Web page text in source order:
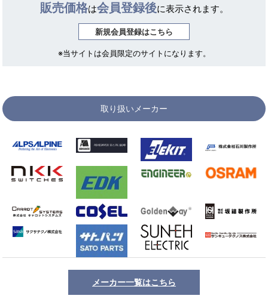
販売価格は会員登録後に表示されます。
新規会員登録はこちら
※当サイトは会員限定のサイトになります。
取り扱いメーカー
メーカー一覧はこちら